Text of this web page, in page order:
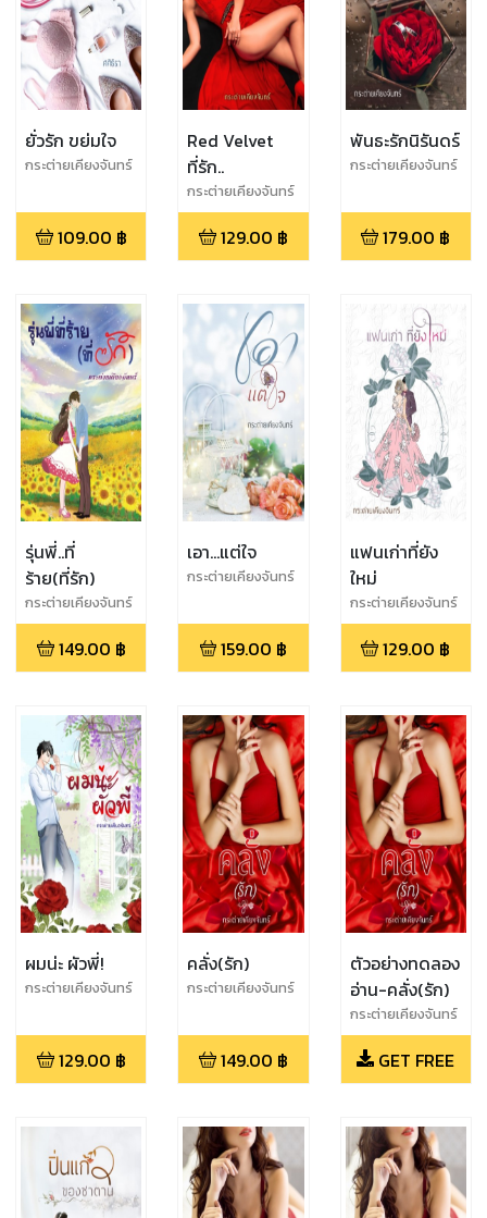
ยั่วรัก ขย่มใจ
กระต่ายเคียงจันทร์
109.00 ฿
Red Velvet
ที่รัก..
กระต่ายเคียงจันทร์
129.00 ฿
พันธะรักนิรันดร์
กระต่ายเคียงจันทร์
179.00 ฿
รุ่นพี่..ที่
ร้าย(ที่รัก)
กระต่ายเคียงจันทร์
149.00 ฿
เอา...แต่ใจ
กระต่ายเคียงจันทร์
159.00 ฿
แฟนเก่าที่ยัง
ใหม่
กระต่ายเคียงจันทร์
129.00 ฿
ผมน่ะ ผัวพี่!
กระต่ายเคียงจันทร์
129.00 ฿
คลั่ง(รัก)
กระต่ายเคียงจันทร์
149.00 ฿
ตัวอย่างทดลอง
อ่าน-คลั่ง(รัก)
กระต่ายเคียงจันทร์
GET FREE